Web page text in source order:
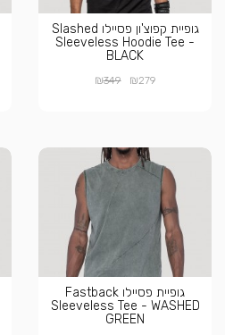
גופיית קפוצ'ון פסיילו Slashed
Sleeveless Hoodie Tee -
BLACK
₪279
₪349
גופיית פסיילו Fastback
Sleeveless Tee - WASHED
GREEN